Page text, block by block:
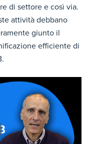
di settore e così via.
attività debbano
giunto il
efficiente di